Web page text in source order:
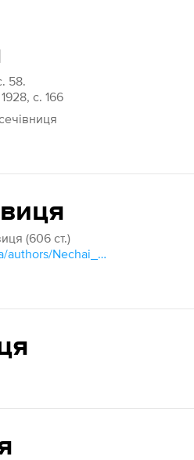
58.
с. 166
(606 ст.)
https://chtyvo.org.ua/authors/Nechai_Stanislav/Rosiisko_-_ukrainskyi_medychnyi_slovnyk_z_inshomovnymy_nazvamy_2003/